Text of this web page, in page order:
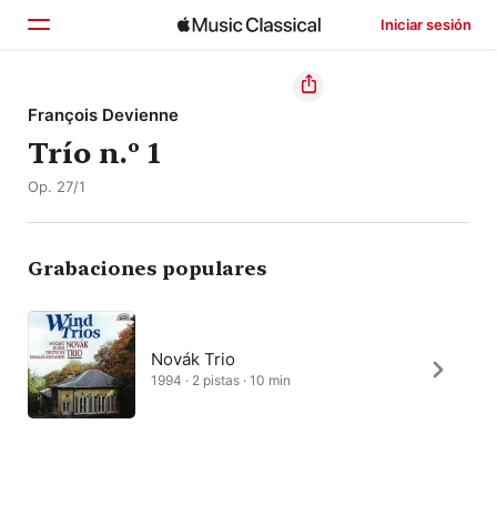
Iniciar sesión
Inicio
Explorar
François Devienne
Trío n.º 1
Op. 27/1
Grabaciones populares
Novák Trio
1994 · 2 pistas · 10 min